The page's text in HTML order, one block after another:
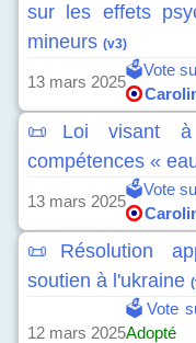
sur les effets
mineurs (v3)
13 mars 2025
🗳️Vote
📜Loi visant à
compétences «
13 mars 2025
🗳️Vote
📜Résolution
soutien à l'ukraine
12 mars 2025
🗳️Vote
Adopté